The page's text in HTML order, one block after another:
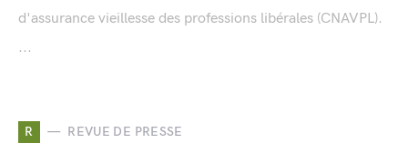
d'assurance vieillesse des professions libérales (CNAVPL).
...
R REVUE DE PRESSE